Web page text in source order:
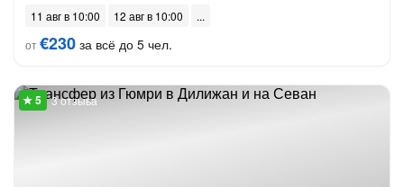
11 авг в 10:00
12 авг в 10:00
от€230 за всё до 5 чел.
3 отзыва